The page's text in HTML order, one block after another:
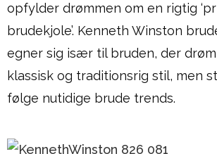
opfylder drømmen om en rigtig
brudekjole’. Kenneth Winston
egner sig især til bruden, der
klassisk og traditionsrig stil, men
følge nutidige brude trends.